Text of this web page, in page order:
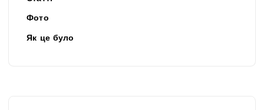
Фото
Як це було